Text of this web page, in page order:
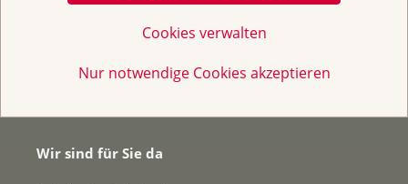
Cookies verwalten
Nur notwendige Cookies akzeptieren
Wir sind für Sie da